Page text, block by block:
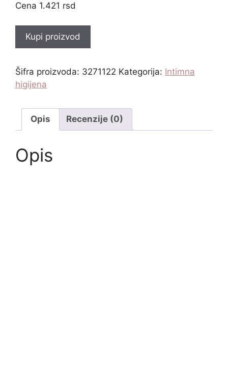
1.421 rsd
Kupi proizvod
Šifra proizvoda: 3271122 Kategorija: Intimna
higijena
Opis Recenzije (0)
Opis